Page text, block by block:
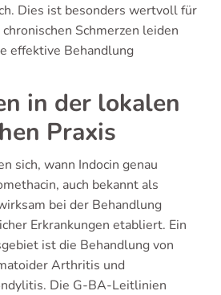
Dies ist besonders wertvoll für
Schmerzen leiden
effektive Behandlung
in der lokalen
Praxis
sich, wann Indocin genau
auch bekannt als
bei der Behandlung
Erkrankungen etabliert. Ein
ist die Behandlung von
Arthritis und
Die G-BA-Leitlinien